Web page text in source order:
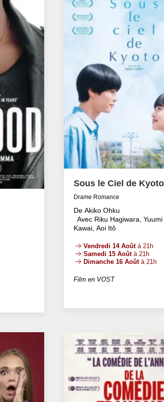
Sous le Ciel de Kyoto
Drame Romance
De Akiko Ohku
Avec Riku Hagiwara, Yuumi
Kawai, Aoi Itô
Vendredi 14 Aoûtà 21h
Samedi 15 Aoûtà 21h
Dimanche 16 Aoûtà 21h
Film en VOST